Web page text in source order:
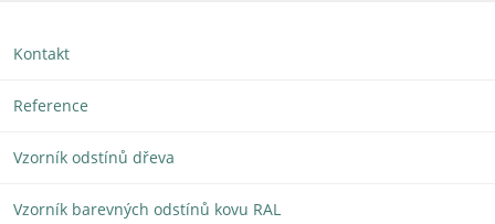
Kontakt
Reference
Vzorník odstínů dřeva
Vzorník barevných odstínů kovu RAL